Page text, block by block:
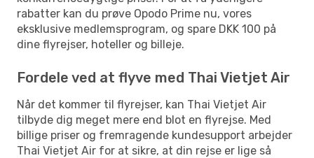
rabatter kan du prøve Opodo Prime nu, vores
eksklusive medlemsprogram, og spare DKK 100 på
dine flyrejser, hoteller og billeje.
Fordele ved at flyve med Thai Vietjet Air
Når det kommer til flyrejser, kan Thai Vietjet Air
tilbyde dig meget mere end blot en flyrejse. Med
billige priser og fremragende kundesupport arbejder
Thai Vietjet Air for at sikre, at din rejse er lige så